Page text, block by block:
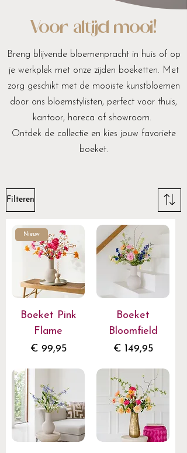
Voor altijd mooi!
Breng blijvende bloemenpracht in huis of op
je werkplek met onze zijden boeketten. Met
zorg geschikt met de mooiste kunstbloemen
door ons bloemstylisten, perfect voor thuis,
kantoor, horeca of showroom.
Ontdek de collectie en kies jouw favoriete
boeket.
Filteren
Nieuw
Boeket Pink
Flame
Prijs
€ 99,95
Boeket
Bloomfield
Prijs
€ 149,95